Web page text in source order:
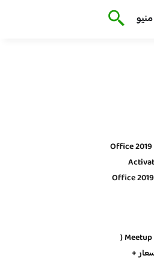
منيو
Office
Office
منيو ميت اب Meetup (
+